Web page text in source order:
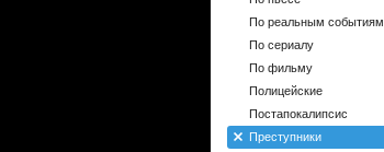
По реальным событиям
По сериалу
По фильму
Полицейские
Постапокалипсис
Преступники